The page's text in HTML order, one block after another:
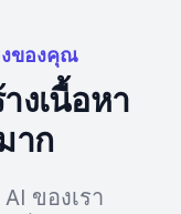
งของคุณ
งเนื้อหา
าก
ของเรา